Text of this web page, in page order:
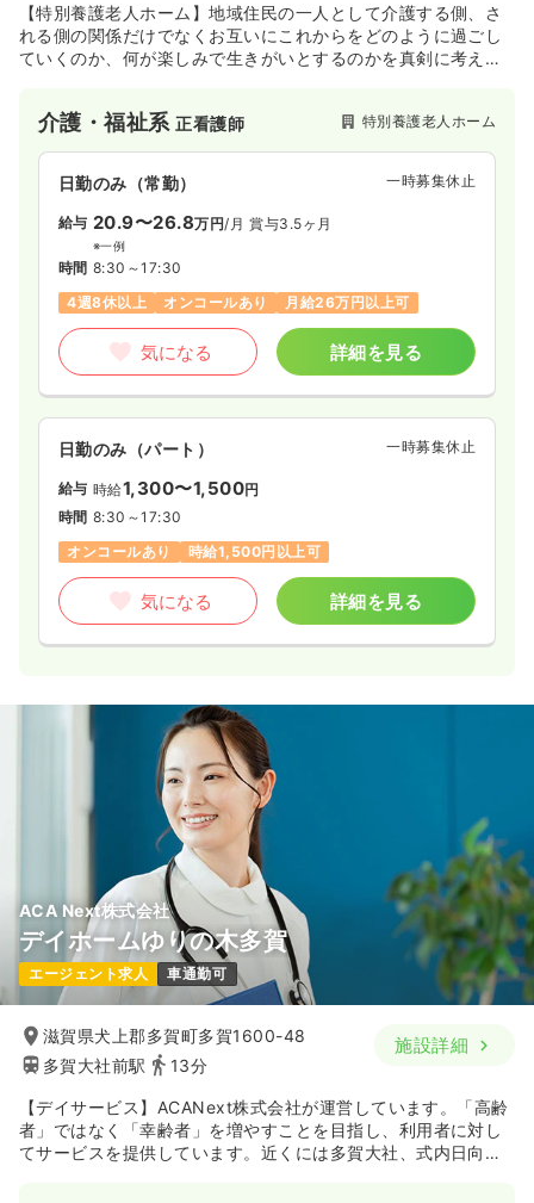
【特別養護老人ホーム】地域住民の一人として介護する側、さ
れる側の関係だけでなくお互いにこれからをどのように過ごし
ていくのか、何が楽しみで生きがいとするのかを真剣に考え、
方からの信頼が厚い施設です。
介護・福祉系正看護師 特別養護老人ホーム
日勤のみ（常勤） 一時募集休止
給与 20.9〜26.8万円/月 賞与3.5ヶ月
※一例
時間 8:30～17:30
4週8休以上
オンコールあり 月給26万円以上可
気になる 詳細を見る
日勤のみ（パート） 一時募集休止
給与 時給1,300〜1,500円
時間 8:30～17:30
オンコールあり
時給1,500円以上可
気になる 詳細を見る
ACA Next株式会社
デイホームゆりの木多賀
エージェント求人 車通勤可
滋賀県犬上郡多賀町多賀1600-48
多賀大社前駅
13分
施設詳細
【デイサービス】ACANext株式会社が運営しています。「高齢
者」ではなく「幸齢者」を増やすことを目指し、利用者に対し
てサービスを提供しています。近くには多賀大社、式内日向神